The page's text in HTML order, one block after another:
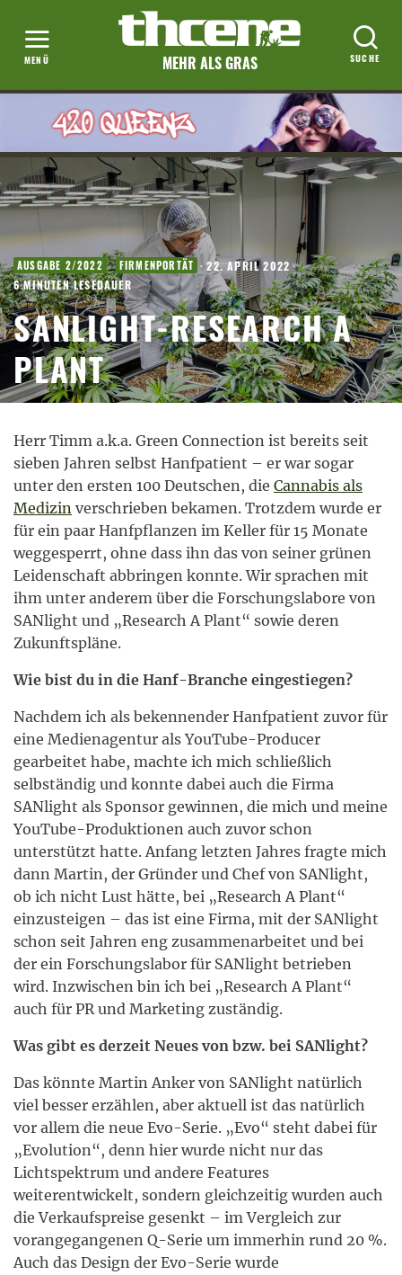
MEHR ALS GRAS
AUSGABE 2/2022 FIRMENPORTÄT · 22. APRIL 2022 ·
6 MINUTEN LESEDAUER
SANLIGHT-RESEARCH A
PLANT
Herr Timm a.k.a. Green Connection ist bereits seit
sieben Jahren selbst Hanfpatient – er war sogar
unter den ersten 100 Deutschen, die Cannabis als
Medizin verschrieben bekamen. Trotzdem wurde er
für ein paar Hanfpflanzen im Keller für 15 Monate
weggesperrt, ohne dass ihn das von seiner grünen
Leidenschaft abbringen konnte. Wir sprachen mit
ihm unter anderem über die Forschungslabore von
SANlight und „Research A Plant“ sowie deren
Zukunftspläne.
Wie bist du in die Hanf-Branche eingestiegen?
Nachdem ich als bekennender Hanfpatient zuvor für
eine Medienagentur als YouTube-Producer
gearbeitet habe, machte ich mich schließlich
selbständig und konnte dabei auch die Firma
SANlight als Sponsor gewinnen, die mich und meine
YouTube-Produktionen auch zuvor schon
unterstützt hatte. Anfang letzten Jahres fragte mich
dann Martin, der Gründer und Chef von SANlight,
ob ich nicht Lust hätte, bei „Research A Plant“
einzusteigen – das ist eine Firma, mit der SANlight
schon seit Jahren eng zusammenarbeitet und bei
der ein Forschungslabor für SANlight betrieben
wird. Inzwischen bin ich bei „Research A Plant“
auch für PR und Marketing zuständig.
Was gibt es derzeit Neues von bzw. bei SANlight?
Das könnte Martin Anker von SANlight natürlich
viel besser erzählen, aber aktuell ist das natürlich
vor allem die neue Evo-Serie. „Evo“ steht dabei für
„Evolution“, denn hier wurde nicht nur das
Lichtspektrum und andere Features
weiterentwickelt, sondern gleichzeitig wurden auch
die Verkaufspreise gesenkt – im Vergleich zur
vorangegangenen Q-Serie um immerhin rund 20 %.
Auch das Design der Evo-Serie wurde